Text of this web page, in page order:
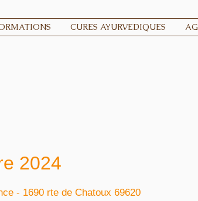
CURES AYURVEDIQUES
2024
- 1690 rte de Chatoux 69620